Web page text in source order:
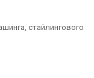
стайлингового